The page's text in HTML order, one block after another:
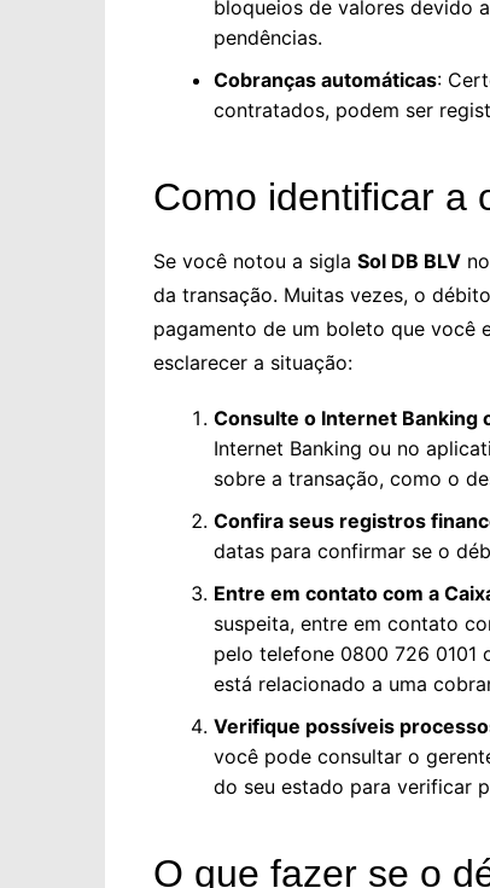
bloqueios de valores devido
pendências.
Cobranças automáticas:
contratados, podem ser
Como identificar a
Se você notou a sigla Sol DB BLV
da transação. Muitas vezes, o
pagamento de um boleto que você
esclarecer a situação:
Consulte o Internet Banking
Internet Banking ou no
sobre a transação, como o
Confira seus registros
datas para confirmar se o
Entre em contato com a
suspeita, entre em contato
pelo telefone 0800 726 0101
está relacionado a uma
Verifique possíveis
você pode consultar o
do seu estado para verificar
O que fazer se o